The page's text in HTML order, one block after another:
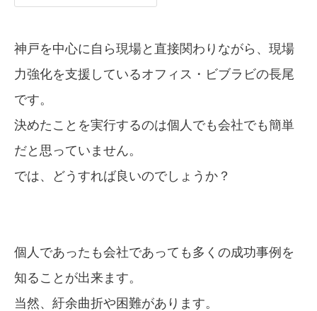
神戸を中心に自ら現場と直接関わりながら、現場
力強化を支援しているオフィス・ビブラビの長尾
です。
決めたことを実行するのは個人でも会社でも簡単
だと思っていません。
では、どうすれば良いのでしょうか？
個人であったも会社であっても多くの成功事例を
知ることが出来ます。
当然、紆余曲折や困難があります。